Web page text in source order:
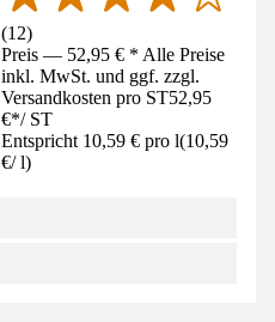
(12)
Preis — 52,95 € * Alle Preise
inkl. MwSt. und ggf. zzgl.
Versandkosten pro ST52,95
€*/ ST
Entspricht 10,59 € pro l(10,59
€/ l)